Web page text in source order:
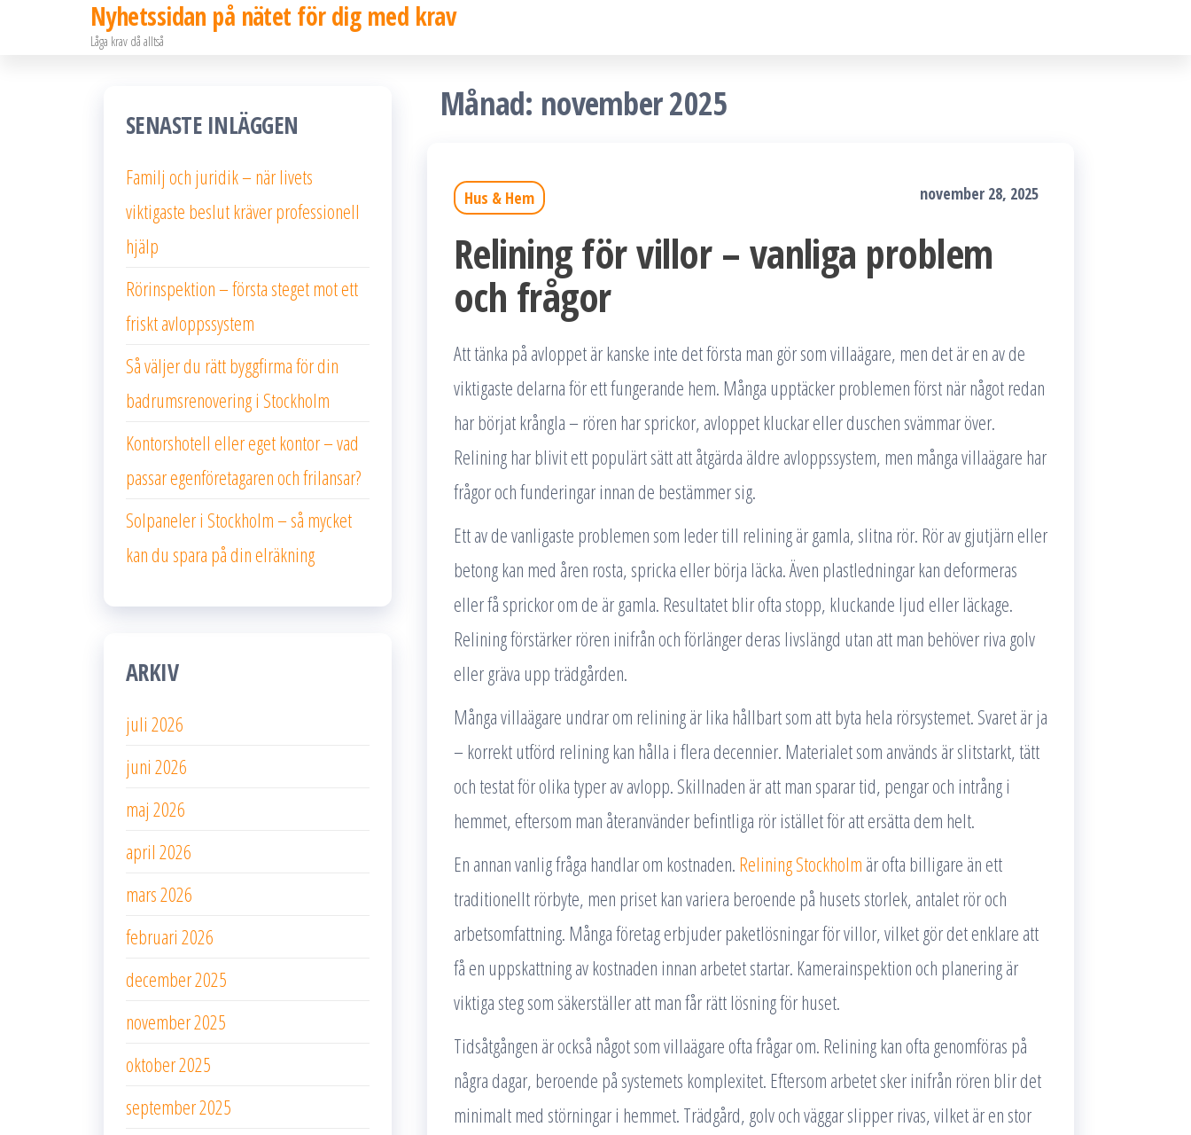
Nyhetssidan på nätet för dig med krav
Låga krav då alltså
Månad: november 2025
Hus & Hem november 28, 2025
Relining för villor – vanliga problem
och frågor
Att tänka på avloppet är kanske inte det första man gör som villaägare, men det är en av de
viktigaste delarna för ett fungerande hem. Många upptäcker problemen först när något redan
har börjat krångla – rören har sprickor, avloppet kluckar eller duschen svämmar över.
Relining har blivit ett populärt sätt att åtgärda äldre avloppssystem, men många villaägare har
frågor och funderingar innan de bestämmer sig.
Ett av de vanligaste problemen som leder till relining är gamla, slitna rör. Rör av gjutjärn eller
betong kan med åren rosta, spricka eller börja läcka. Även plastledningar kan deformeras
eller få sprickor om de är gamla. Resultatet blir ofta stopp, kluckande ljud eller läckage.
Relining förstärker rören inifrån och förlänger deras livslängd utan att man behöver riva golv
eller gräva upp trädgården.
Många villaägare undrar om relining är lika hållbart som att byta hela rörsystemet. Svaret är ja
– korrekt utförd relining kan hålla i flera decennier. Materialet som används är slitstarkt, tätt
och testat för olika typer av avlopp. Skillnaden är att man sparar tid, pengar och intrång i
hemmet, eftersom man återanvänder befintliga rör istället för att ersätta dem helt.
En annan vanlig fråga handlar om kostnaden. Relining Stockholm är ofta billigare än ett
traditionellt rörbyte, men priset kan variera beroende på husets storlek, antalet rör och
arbetsomfattning. Många företag erbjuder paketlösningar för villor, vilket gör det enklare att
få en uppskattning av kostnaden innan arbetet startar. Kamerainspektion och planering är
viktiga steg som säkerställer att man får rätt lösning för huset.
Tidsåtgången är också något som villaägare ofta frågar om. Relining kan ofta genomföras på
några dagar, beroende på systemets komplexitet. Eftersom arbetet sker inifrån rören blir det
minimalt med störningar i hemmet. Trädgård, golv och väggar slipper rivas, vilket är en stor
SENASTE INLÄGGEN
Familj och juridik – när livets
viktigaste beslut kräver professionell
hjälp
Rörinspektion – första steget mot ett
friskt avloppssystem
Så väljer du rätt byggfirma för din
badrumsrenovering i Stockholm
Kontorshotell eller eget kontor – vad
passar egenföretagaren och frilansar?
Solpaneler i Stockholm – så mycket
kan du spara på din elräkning
ARKIV
juli 2026
juni 2026
maj 2026
april 2026
mars 2026
februari 2026
december 2025
november 2025
oktober 2025
september 2025